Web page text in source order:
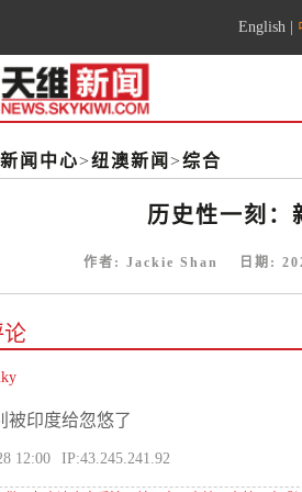
English
新闻中心>纽澳新闻 >综合
历史性一刻：
作者: Jackie Shan 日期:
论
被印度给忽悠了
12:00 IP:43.245.241.92